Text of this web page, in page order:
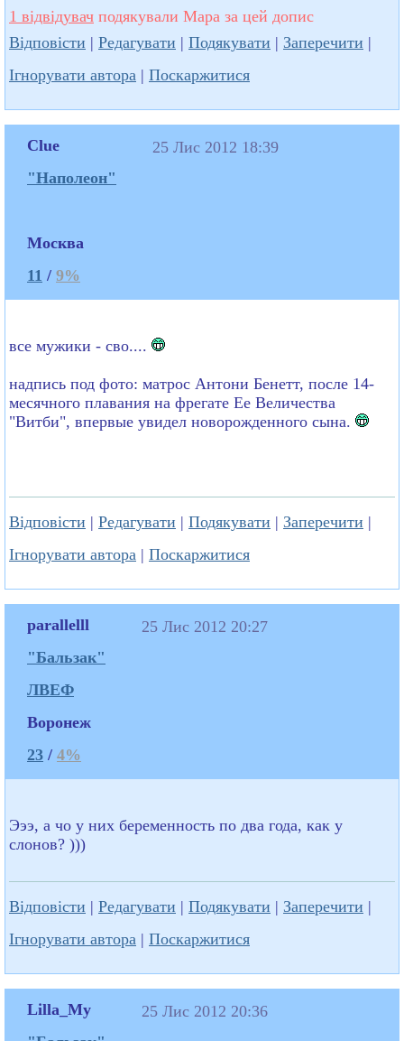
1 відвідувач подякували Mapa за цей допис
Відповісти | Редагувати | Подякувати | Заперечити |
Ігнорувати автора | Поскаржитися
Clue
"Наполеон"
Москва
11 / 9%
25 Лис 2012 18:39
все мужики - сво....
надпись под фото: матрос Антони Бенетт, после 14-
месячного плавания на фрегате Ее Величества
"Витби", впервые увидел новорожденного сына.
Відповісти | Редагувати | Подякувати | Заперечити |
Ігнорувати автора | Поскаржитися
parallelll
"Бальзак"
ЛВЕФ
Воронеж
23 / 4%
25 Лис 2012 20:27
Эээ, а чо у них беременность по два года, как у
слонов? )))
Відповісти | Редагувати | Подякувати | Заперечити |
Ігнорувати автора | Поскаржитися
Lilla_My
25 Лис 2012 20:36